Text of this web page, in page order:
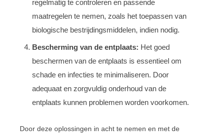
regelmatig te controleren en passende
maatregelen te nemen, zoals het toepassen van
biologische bestrijdingsmiddelen, indien nodig.
Bescherming van de entplaats: Het goed
beschermen van de entplaats is essentieel om
schade en infecties te minimaliseren. Door
adequaat en zorgvuldig onderhoud van de
entplaats kunnen problemen worden voorkomen.
Door deze oplossingen in acht te nemen en met de